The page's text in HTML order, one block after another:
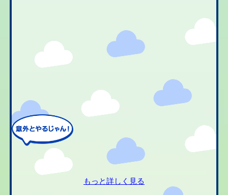
もっと詳しく見る